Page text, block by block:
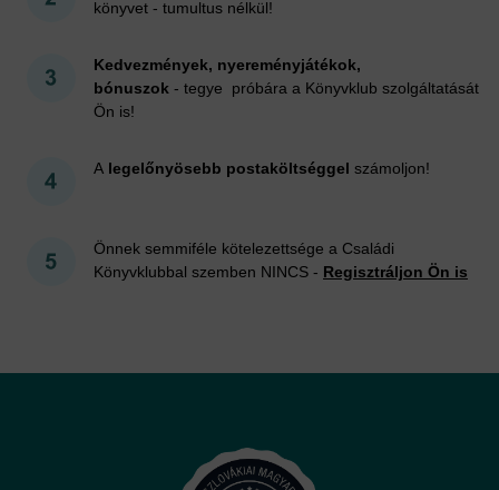
könyvet - tumultus nélkül!
Kedvezmények, nyereményjátékok,
bónuszok - tegye próbára a Könyvklub szolgáltatását
Ön is!
A legelőnyösebb postaköltséggel számoljon!
Önnek semmiféle kötelezettsége a Családi
Könyvklubbal szemben NINCS - Regisztráljon Ön is